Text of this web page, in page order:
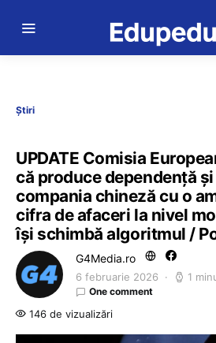
Știri
UPDATE Comisia
că produce dependență
compania chineză cu o
cifra de afaceri la nivel
își schimbă algoritmul /
G4Media.ro
6 februarie 2026 1
One comment
146 de vizualizări